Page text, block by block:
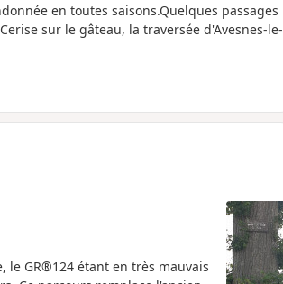
en toutes saisons.Quelques passages
sur le gâteau, la traversée d'Avesnes-le-
le GR®124 étant en très mauvais